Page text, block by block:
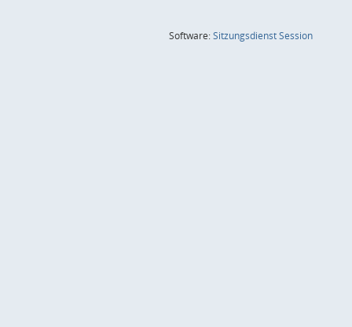
Software:SitzungsdienstSession(Wird in